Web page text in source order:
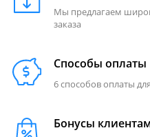
Мы предлагаем
заказа
Способы оплаты
6 способов оплаты
Бонусы